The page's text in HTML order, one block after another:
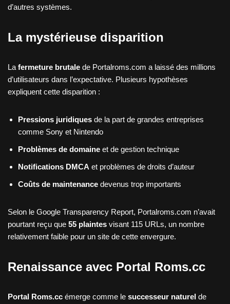
d’autres systèmes.
La mystérieuse disparition
La fermeture brutale de Portalroms.com a laissé des millions
d’utilisateurs dans l’expectative. Plusieurs hypothèses
expliquent cette disparition :
Pressions juridiques de la part de grandes entreprises
comme Sony et Nintendo
Problèmes de domaine et de gestion technique
Notifications DMCA et problèmes de droits d’auteur
Coûts de maintenance devenus trop importants
Selon le Google Transparency Report, Portalroms.com n’avait
pourtant reçu que 55 plaintes visant 115 URLs, un nombre
relativement faible pour un site de cette envergure.
Renaissance avec Portal Roms.cc
Portal Roms.cc émerge comme le successeur naturel de